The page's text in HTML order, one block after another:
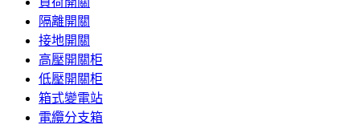
隔離開關
接地開關
高壓開關柜
低壓開關柜
箱式變電站
電纜分支箱